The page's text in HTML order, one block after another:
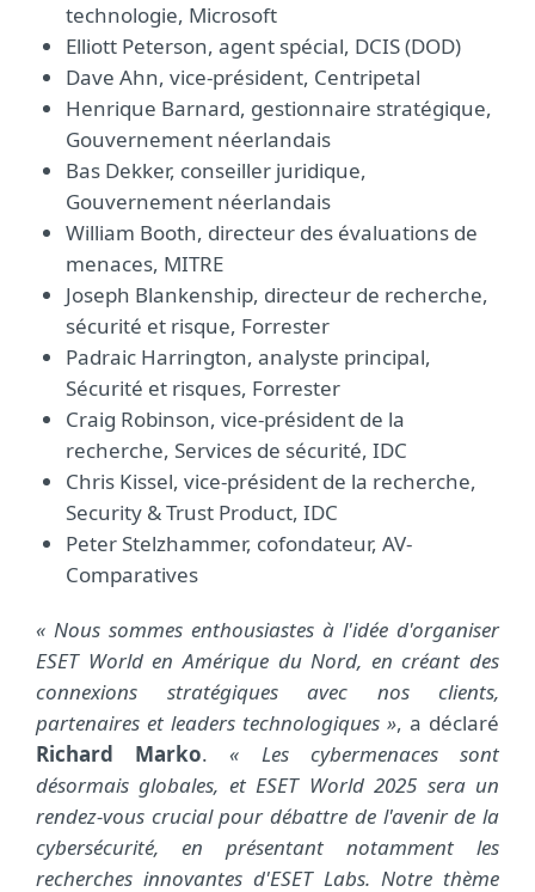
technologie, Microsoft
Elliott Peterson, agent spécial, DCIS (DOD)
Dave Ahn, vice-président, Centripetal
Henrique Barnard, gestionnaire stratégique,
Gouvernement néerlandais
Bas Dekker, conseiller juridique,
Gouvernement néerlandais
William Booth, directeur des évaluations de
menaces, MITRE
Joseph Blankenship, directeur de recherche,
sécurité et risque, Forrester
Padraic Harrington, analyste principal,
Sécurité et risques, Forrester
Craig Robinson, vice-président de la
recherche, Services de sécurité, IDC
Chris Kissel, vice-président de la recherche,
Security & Trust Product, IDC
Peter Stelzhammer, cofondateur, AV-
Comparatives
« Nous sommes enthousiastes à l'idée d'organiser
ESET World en Amérique du Nord, en créant des
connexions stratégiques avec nos clients,
partenaires et leaders technologiques », a déclaré
Richard Marko.« Les cybermenaces sont
désormais globales, et ESET World 2025 sera un
rendez-vous crucial pour débattre de l'avenir de la
cybersécurité, en présentant notamment les
recherches innovantes d'ESET Labs. Notre thème